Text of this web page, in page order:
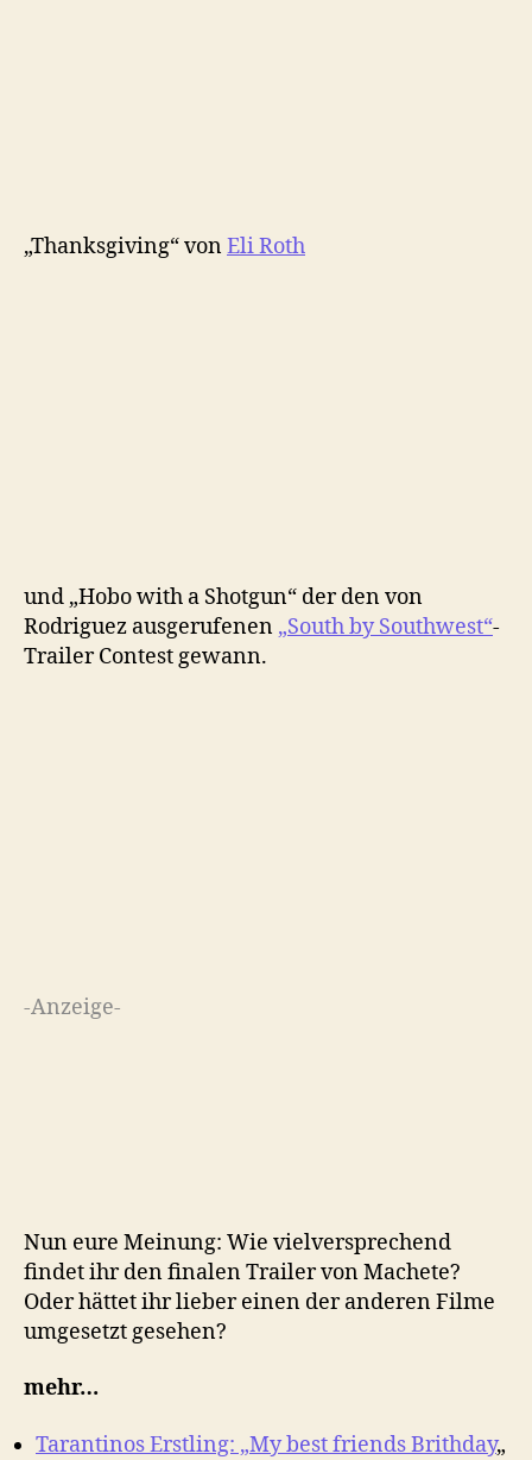
„Thanksgiving“ vonEli Roth
und „Hobo with a Shotgun“ der den von
Rodriguez ausgerufenen „South by Southwest“-
Trailer Contest gewann.
-Anzeige-
Nun eure Meinung: Wie vielversprechend
findet ihr den finalen Trailer von Machete?
Oder hättet ihr lieber einen der anderen Filme
umgesetzt gesehen?
mehr…
Tarantinos Erstling: „My best friends Brithday„